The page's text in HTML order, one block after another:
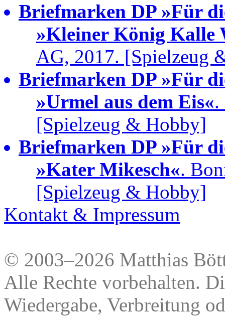
Briefmarken DP »Für
»Kleiner König Kalle
AG, 2017. [Spielzeug
Briefmarken DP »Für
»Urmel aus dem Eis«.
[Spielzeug & Hobby]
Briefmarken DP »Für
»Kater Mikesch«.
[Spielzeug & Hobby]
Kontakt & Impressum
© 2003–2026 Matthias
Alle Rechte vorbehalten.
Wiedergabe, Verbreitung